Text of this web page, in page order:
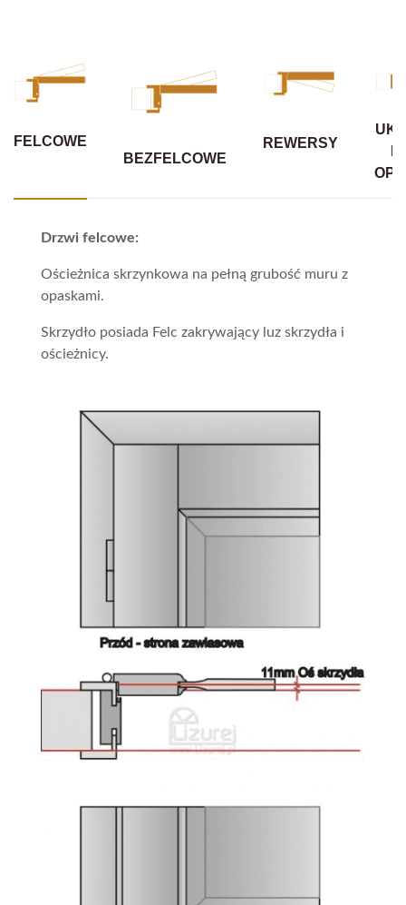
FELCOWE
BEZFELCOWE
REWERSY
Drzwi felcowe:
Ościeżnica skrzynkowa na pełną grubość muru z
opaskami.
Skrzydło posiada Felc zakrywający luz skrzydła i
ościeżnicy.